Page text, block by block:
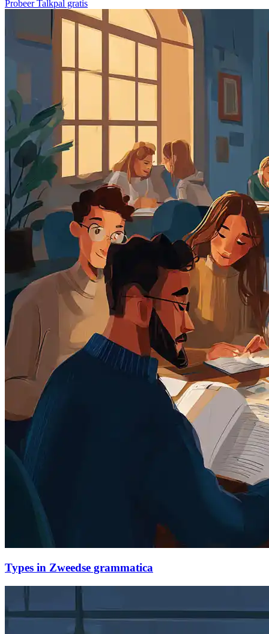
Probeer Talkpal gratis
Types in Zweedse grammatica